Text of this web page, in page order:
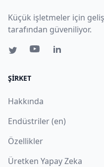
Küçük işletmeler için
tarafından güveniliyor.
ŞIRKET
Hakkında
Endüstriler (en)
Özellikler
Üretken Yapay Zeka